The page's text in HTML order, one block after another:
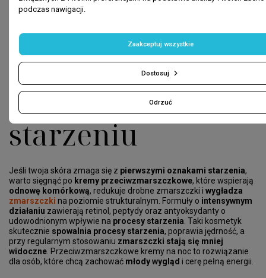
krem –
intensywne
działanie przeciw
starzeniu
Jeśli twoja skóra zmaga się z pierwszymi oznakami starzenia,
warto sięgnąć po kremy przeciwzmarszczkowe, które wspierają
odnowę komórkową, redukuje drobne zmarszczki i wygładza
zmarszczki na poziomie strukturalnym. Formuły o intensywnym
działaniu zawierają retinol, peptydy oraz antyoksydanty o
udowodnionym wpływie na procesy starzenia . Taki kosmetyk
skutecznie spowalnia procesy starzenia, poprawia jędrność, a
przy regularnym stosowaniu zmarszczki stają się mniej
widoczne . Przeciwzmarszczkowe kremy na noc to rozwiązanie
dla osób, które chcą zachować młody wygląd i cerę pełną energii.
podczas nawigacji.
Odrzuć
Dostosuj
Zaakceptuj wszystkie